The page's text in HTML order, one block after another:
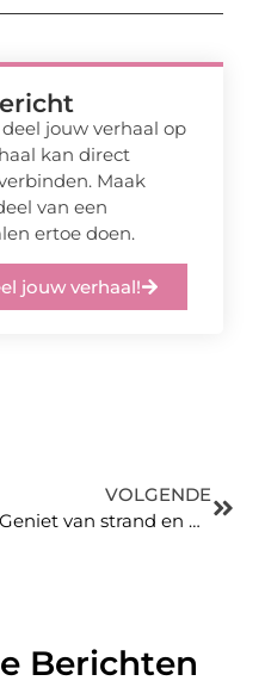
jouw verhaal op
kan direct
Maak
van een
ertoe doen.
jouw verhaal!
VOLGENDE
Geniet van strand en gastronomie in Deventer
Berichten